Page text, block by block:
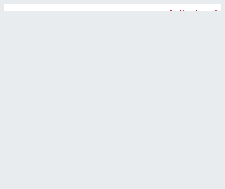
تصريحات خاصة